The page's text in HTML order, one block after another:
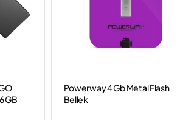
GB
Powerway 4 Gb Metal Flash
Bellek